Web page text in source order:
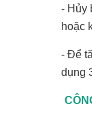
- Hủy
hoặc
- Để
dụng